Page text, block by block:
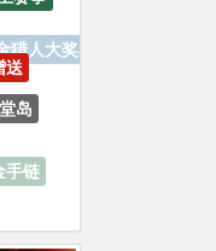
猎人大奖赛
岛